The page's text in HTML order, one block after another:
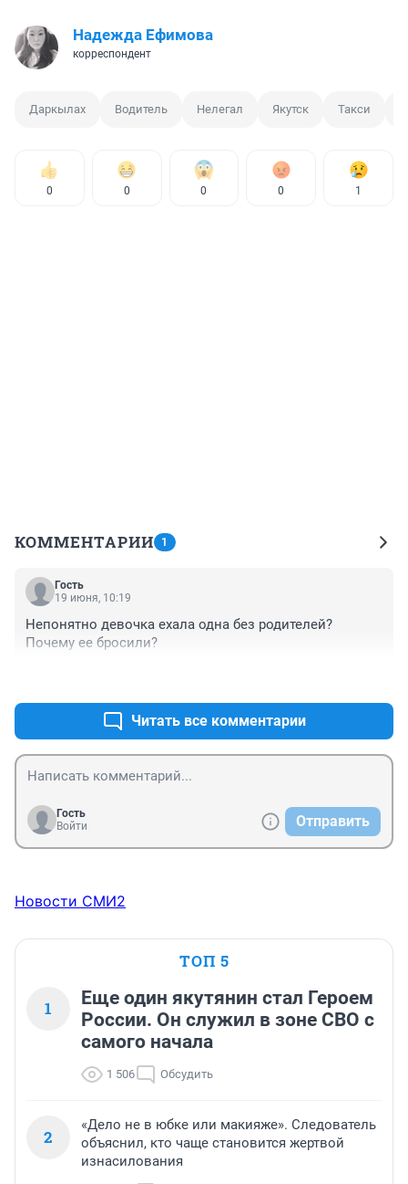
Надежда Ефимова
корреспондент
Даркылах Водитель Нелегал Якутск Такси
0 0 0 0 1
КОММЕНТАРИИ 1
Гость
19 июня, 10:19
Непонятно девочка ехала одна без родителей?
Почему ее бросили?
Читать все комментарии
Гость
Войти
Отправить
Новости СМИ2
ТОП 5
1
Еще один якутянин стал Героем
России. Он служил в зоне СВО с
самого начала
1 506 Обсудить
2
«Дело не в юбке или макияже». Следователь
объяснил, кто чаще становится жертвой
изнасилования